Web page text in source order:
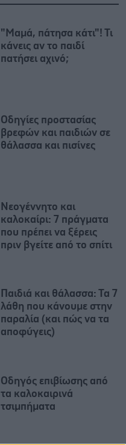
"Μαμά, πάτησα κάτι"! Τι
κάνεις αν το παιδί
πατήσει αχινό;
Οδηγίες προστασίας
βρεφών και παιδιών σε
θάλασσα και πισίνες
Νεογέννητο και
καλοκαίρι: 7 πράγματα
που πρέπει να ξέρεις
πριν βγείτε από το σπίτι
Παιδιά και θάλασσα: Τα 7
λάθη που κάνουμε στην
παραλία (και πώς να τα
αποφύγεις)
Οδηγός επιβίωσης από
τα καλοκαιρινά
τσιμπήματα